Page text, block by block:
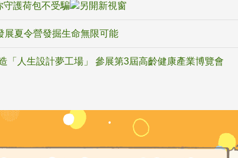
守護荷包不受騙
展夏令營發掘生命無限可能
「人生設計夢工場」 參展第3屆高齡健康產業博覽會